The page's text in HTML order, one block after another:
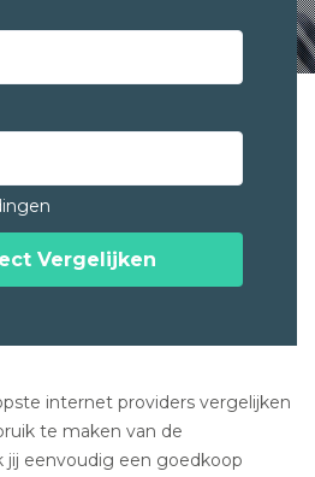
Vergelijken
internet providers vergelijken
te maken van de
eenvoudig een goedkoop